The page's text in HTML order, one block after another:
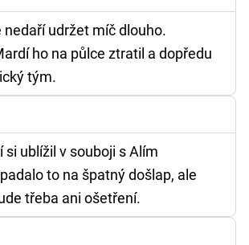
udržet míč dlouho.
ho na půlce ztratil a dopředu
tým.
si ublížil v souboji s Alím
to na špatný došlap, ale
třeba ani ošetření.